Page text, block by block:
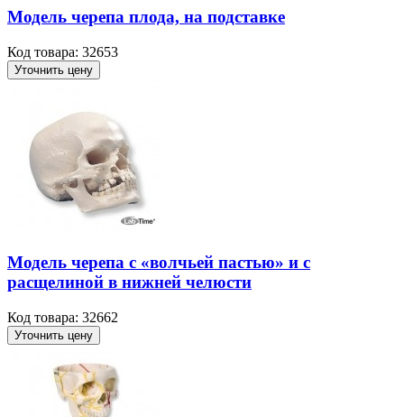
Модель черепа плода, на подставке
Код товара: 32653
Уточнить цену
Модель черепа с «волчьей пастью» и с
расщелиной в нижней челюсти
Код товара: 32662
Уточнить цену